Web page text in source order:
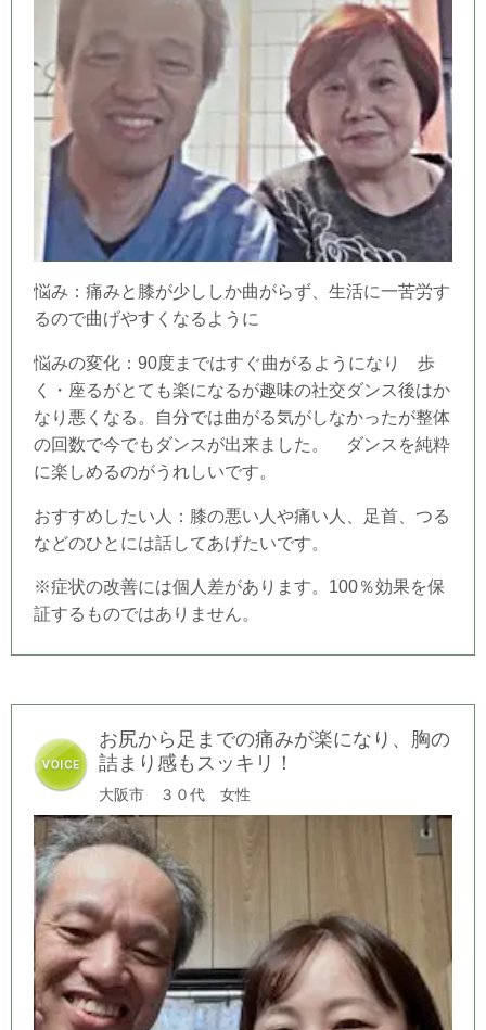
悩み：痛みと膝が少ししか曲がらず、生活に一苦労す
るので曲げやすくなるように
悩みの変化：90度まではすぐ曲がるようになり 歩
く・座るがとても楽になるが趣味の社交ダンス後はか
なり悪くなる。自分では曲がる気がしなかったが整体
の回数で今でもダンスが出来ました。 ダンスを純粋
に楽しめるのがうれしいです。
おすすめしたい人：膝の悪い人や痛い人、足首、つる
などのひとには話してあげたいです。
※症状の改善には個人差があります。100％効果を保
証するものではありません。
お尻から足までの痛みが楽になり、胸の
詰まり感もスッキリ！
大阪市 ３０代 女性